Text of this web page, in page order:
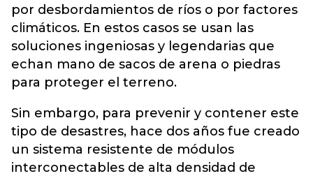
por desbordamientos de ríos o por factores
climáticos. En estos casos se usan las
soluciones ingeniosas y legendarias que
echan mano de sacos de arena o piedras
para proteger el terreno.
Sin embargo, para prevenir y contener este
tipo de desastres, hace dos años fue creado
un sistema resistente de módulos
interconectables de alta densidad de